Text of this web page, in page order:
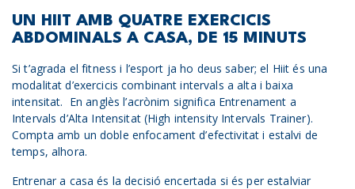
UN HIIT AMB QUATRE EXERCICIS
ABDOMINALS A CASA, DE 15 MINUTS
Si t’agrada el fitness i l’esport ja ho deus saber; el Hiit és una
modalitat d’exercicis combinant intervals a alta i baixa
intensitat. En anglès l’acrònim significa Entrenament a
Intervals d’Alta Intensitat (High intensity Intervals Trainer).
Compta amb un doble enfocament d’efectivitat i estalvi de
temps, alhora.
Entrenar a casa és la decisió encertada si és per estalviar